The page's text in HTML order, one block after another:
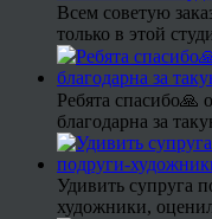
Всем советую
только в этой
Ребята спасибо🙏
благодарна за
Удивить супруга
художники,